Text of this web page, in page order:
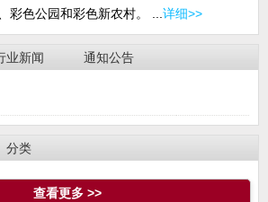
彩色公园和彩色新农村。 ...详细>>
业新闻 通知公告
分类
查看更多 >>